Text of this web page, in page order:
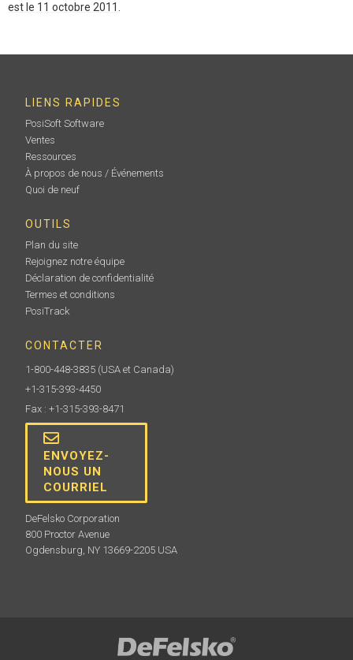
est le 11 octobre 2011.
LIENS RAPIDES
PosiSoft Software
Ventes
Ressources
À propos de nous / Événements
Quoi de neuf
OUTILS
Plan du site
Rejoignez notre équipe
Déclaration de confidentialité
Termes et conditions
PosiTrack
CONTACTER
1-800-448-3835 (USA et Canada)
+1-315-393-4450
Fax : +1-315-393-8471
ENVOYEZ-
NOUS UN
COURRIEL
DeFelsko Corporation
800 Proctor Avenue
Ogdensburg, NY 13669-2205 USA